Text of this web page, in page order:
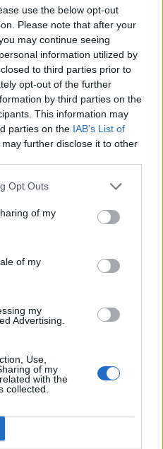
use the below opt-out
Please note that after your
may continue seeing
information utilized by
to third parties prior to
opt-out of the further
by third parties on the
This information may
parties on the IAB’s List of
may further disclose it to other
Opt Outs
of my
of my
my
Advertising.
Use,
of my
with the
collected.
- Come Down
Wonder - The